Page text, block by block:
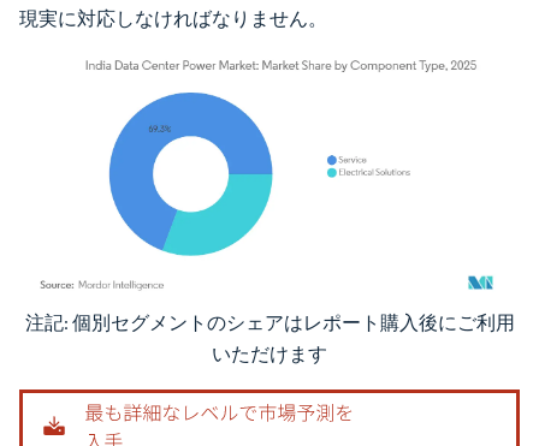
現実に対応しなければなりません。
画像 © Mordor Intelligence。再利用にはCC BY 4.0の表示が必要です。
注記: 個別セグメントのシェアはレポート購入後にご利用
いただけます